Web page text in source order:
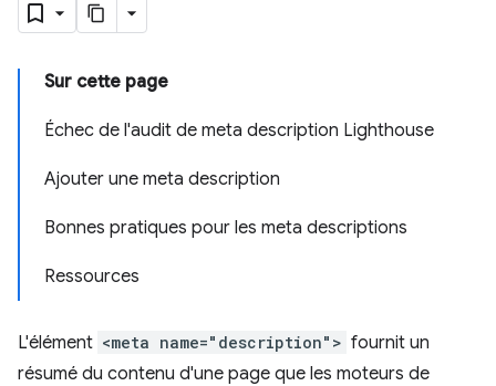
Sur cette page
Échec de l'audit de meta description Lighthouse
Ajouter une meta description
Bonnes pratiques pour les meta descriptions
Ressources
L'élément <meta name="description"> fournit un
résumé du contenu d'une page que les moteurs de